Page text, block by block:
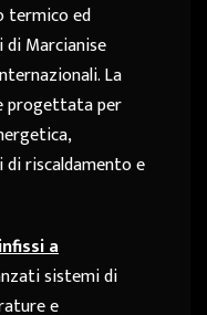
termico ed
Marcianise
La
progettata per
riscaldamento e
a
sistemi di
e